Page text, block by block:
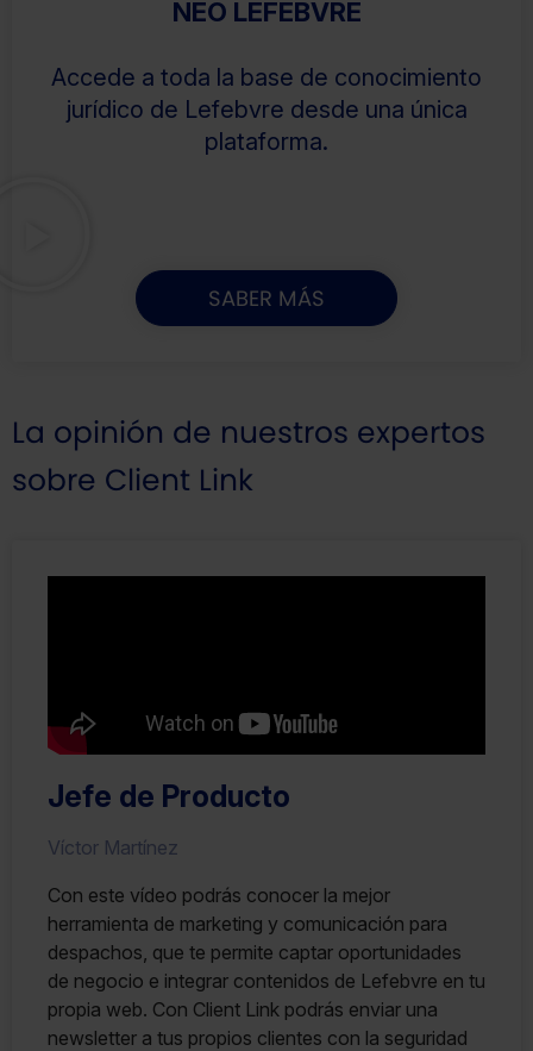
NEO LEFEBVRE
Accede a toda la base de conocimiento
jurídico de Lefebvre desde una única
plataforma.
SABER MÁS
La opinión de nuestros expertos
sobre Client Link
Jefe de Producto
Víctor Martínez
Con este vídeo podrás conocer la mejor
herramienta de marketing y comunicación para
despachos, que te permite captar oportunidades
de negocio e integrar contenidos de Lefebvre en tu
propia web. Con Client Link podrás enviar una
newsletter a tus propios clientes con la seguridad